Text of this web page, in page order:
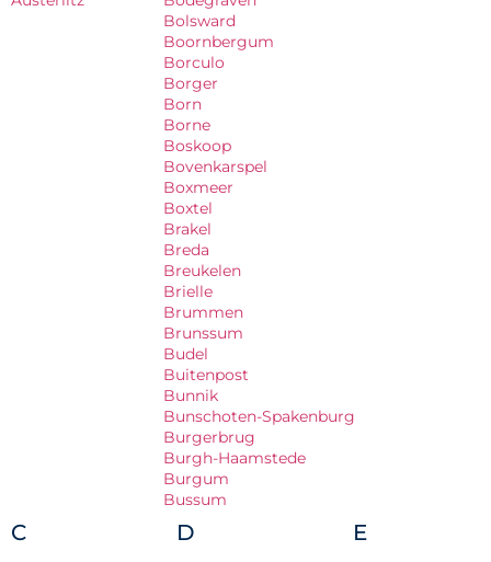
Bolsward
Boornbergum
Borculo
Borger
Born
Borne
Boskoop
Bovenkarspel
Boxmeer
Boxtel
Brakel
Breda
Breukelen
Brielle
Brummen
Brunssum
Budel
Buitenpost
Bunnik
Bunschoten-Spakenburg
Burgerbrug
Burgh-Haamstede
Burgum
Bussum
C D E